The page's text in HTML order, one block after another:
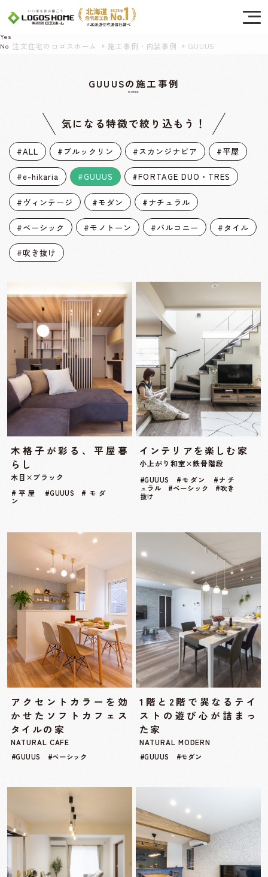
注文住宅のロゴスホーム 施工事例・内装事例 GUUUS
GUUUSの施工事例
WORKS
気になる特徴で絞り込もう！
#ALL #ブルックリン #スカンジナビア #平屋
#e-hikaria #GUUUS #FORTAGE DUO・TRES
#ヴィンテージ #モダン #ナチュラル
#ベーシック #モノトーン #バルコニー #タイル
#吹き抜け
木格子が彩る、平屋暮
らし
木目×ブラック
#平屋 #GUUUS #モダ
ン
インテリアを楽しむ家
小上がり和室×鉄骨階段
#GUUUS #モダン #ナチ
ュラル #ベーシック #吹き
抜け
アクセントカラーを効
かせたソフトカフェス
タイルの家
NATURAL CAFE
#GUUUS #ベーシック
1階と2階で異なるテイ
ストの遊び心が詰まっ
た家
NATURAL MODERN
#GUUUS #モダン
Cookie を使用して、お客様の活動を追跡してもよろしいですか? 当社ではお客様の
プライバシーを極めて重視しています。詳細について、およびご質問がある場合
は、当社のプライバシーポリシーをご覧ください。
Yes
No